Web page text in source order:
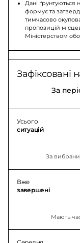
Дані ґрунтуються
формує та
тимчасово
пропозицій
Міністерством
Зафіксовані
За
Усього
ситуацій
За
Вже
завершені
Мають